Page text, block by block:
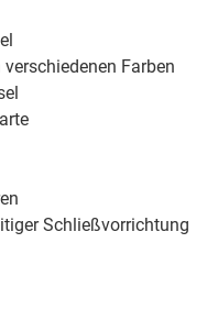
Farben
Schließvorrichtung